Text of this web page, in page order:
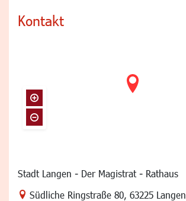
Kontakt
Stadt Langen - Der Magistrat - Rathaus
Link zur Google-Maps Navigation
Südliche Ringstraße 80, 63225 Langen